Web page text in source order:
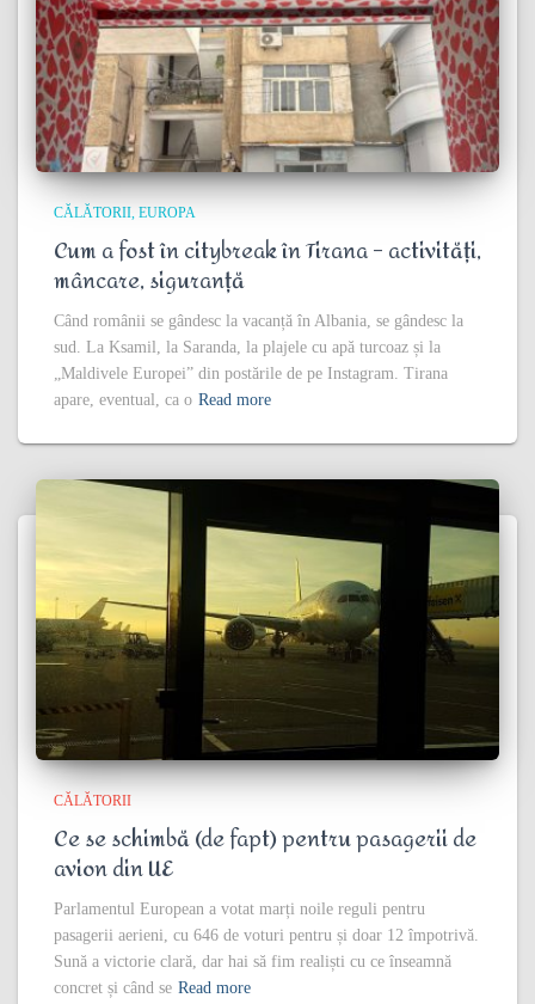
CĂLĂTORII EUROPA
Cum a fost în citybreak în Tirana – activități,
mâncare, siguranță
Când românii se gândesc la vacanță în Albania, se gândesc la
sud. La Ksamil, la Saranda, la plajele cu apă turcoaz și la
„Maldivele Europei” din postările de pe Instagram. Tirana
apare, eventual, ca o Read more
CĂLĂTORII
Ce se schimbă (de fapt) pentru pasagerii de
avion din UE
Parlamentul European a votat marți noile reguli pentru
pasagerii aerieni, cu 646 de voturi pentru și doar 12 împotrivă.
Sună a victorie clară, dar hai să fim realiști cu ce înseamnă
concret și când se Read more